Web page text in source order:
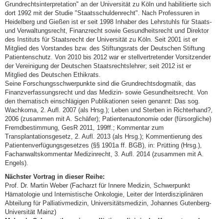
Grundrechtsinterpretation" an der Universität zu Köln und habilitierte sich
dort 1992 mit der Studie "Staatsschuldenrecht". Nach Professuren in
Heidelberg und Gießen ist er seit 1998 Inhaber des Lehrstuhls für Staats-
und Verwaltungsrecht, Finanzrecht sowie Gesundheitsrecht und Direktor
des Instituts für Staatsrecht der Universität zu Köln. Seit 2001 ist er
Mitglied des Vorstandes bzw. des Stiftungsrats der Deutschen Stiftung
Patientenschutz. Von 2010 bis 2012 war er stellvertretender Vorsitzender
der Vereinigung der Deutschen Staatsrechtslehrer; seit 2012 ist er
Mitglied des Deutschen Ethikrats.
Seine Forschungsschwerpunkte sind die Grundrechtsdogmatik, das
Finanzverfassungsrecht und das Medizin- sowie Gesundheitsrecht. Von
den thematisch einschlägigen Publikationen seien genannt: Das sog.
Wachkoma, 2. Aufl. 2007 (als Hrsg.); Leben und Sterben in Richterhand?,
2006 (zusammen mit A. Schäfer); Patientenautonomie oder (fürsorgliche)
Fremdbestimmung, GesR 2011, 199ff.; Kommentar zum
Transplantationsgesetz, 2. Aufl. 2013 (als Hrsg.); Kommentierung des
Patientenverfügungsgesetzes (§§ 1901a ff. BGB), in: Prütting (Hrsg.),
Fachanwaltskommentar Medizinrecht, 3. Aufl. 2014 (zusammen mit A.
Engels).
Nächster Vortrag in dieser Reihe:
Prof. Dr. Martin Weber (Facharzt für Innere Medizin, Schwerpunkt
Hämatologie und Internistische Onkologie, Leiter der Interdisziplinären
Abteilung für Palliativmedizin, Universitätsmedizin, Johannes Gutenberg-
Universität Mainz)